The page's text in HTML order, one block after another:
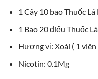
1 Cây 10 bao Thuốc Lá
1 Bao 20 điếu Thuốc
Hương vị: Xoài ( 1 viên
Nicotin: 0.1Mg